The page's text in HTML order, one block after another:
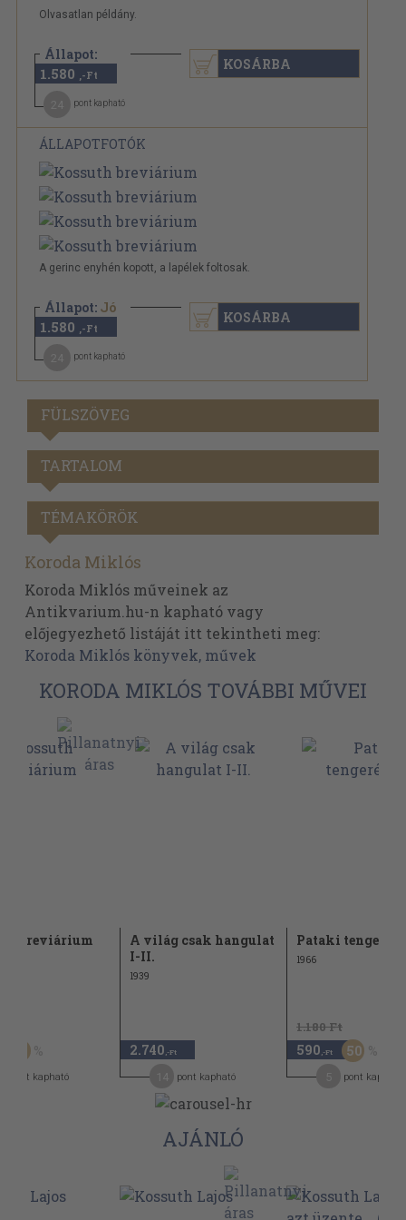
Olvasatlan példány.
Állapot:
Újszerű
1.580 ,-Ft
pont kapható
KOSÁRBA
ÁLLAPOTFOTÓK
A gerinc enyhén kopott, a lapélek foltosak.
Állapot: Jó
1.580 ,-Ft
pont kapható
KOSÁRBA
FÜLSZÖVEG
TARTALOM
TÉMAKÖRÖK
Koroda Miklós
Koroda Miklós műveinek az
Antikvarium.hu-n kapható vagy
előjegyezhető listáját itt tekintheti meg:
Koroda Miklós könyvek, művek
KORODA MIKLÓS TOVÁBBI MŰVEI
breviárium
pont kapható
A világ csak hangulat
I-II.
1939
2.740 ,-Ft
pont kapható
Pataki
1966
1.180 Ft
590 ,-Ft 50
pont kapható
AJÁNLÓ